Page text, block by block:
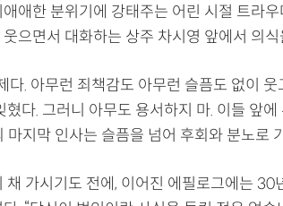
애한 분위기에 강태주는 어린 시절 트라
으면서 대화하는 상주 차시영 앞에서 의
다. 아무런 죄책감도 아무런 슬픔도 없이
혔다. 그러니 아무도 용서하지 마. 이들 앞
지막 인사는 슬픔을 넘어 후회와 분노로
채 가시기도 전에, 이어진 에필로그에는 30